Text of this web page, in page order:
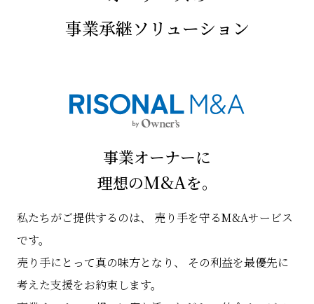
事業承継ソリューション
事業オーナーに
理想のM&Aを。
私たちがご提供するのは、
売り手を守るM&Aサービス
です。
売り手にとって真の味方となり、
その利益を最優先に
考えた支援をお約束します。